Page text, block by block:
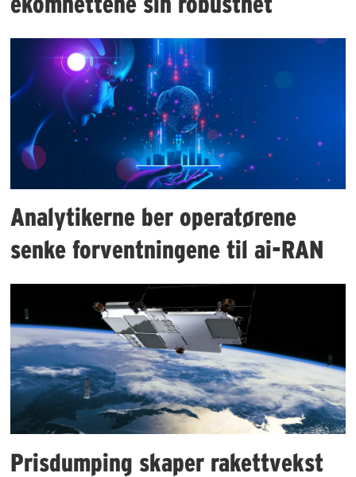
Analytikerne ber operatørene
senke forventningene til ai-RAN
Prisdumping skaper rakettvekst